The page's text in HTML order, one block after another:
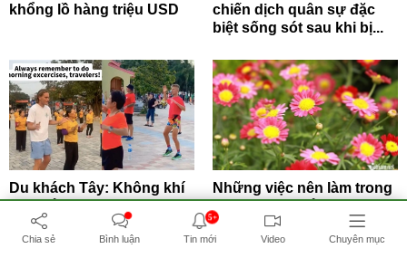
khổng lồ hàng triệu USD
chiến dịch quân sự đặc
biệt sống sót sau khi bị...
Du khách Tây: Không khí
tập thể dục sáng ở Việt
Nam 'có tính gây...
Những việc nên làm trong
tiết Lập Thu để đón may
mắn, bình an
Chia sẻ Bình luận
5+
Tin mới Video Chuyên mục